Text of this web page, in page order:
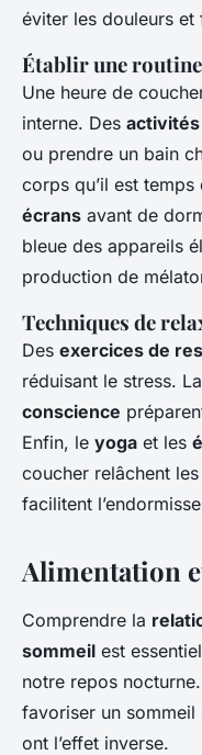
éviter les douleurs et
Établir une
Une heure de
interne. Des
ou prendre un bain
corps qu’il est
écrans avant de
bleue des appareils
production de
Techniques de
Des exercices de
réduisant le stress. La
conscience
Enfin, le yoga et les
coucher relâchent
facilitent
Alimentation
Comprendre la
sommeil est
notre repos
favoriser un sommeil
ont l’effet inverse.